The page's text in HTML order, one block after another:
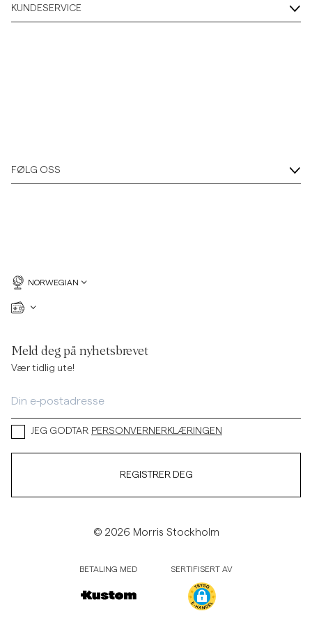
KUNDESERVICE
FØLG OSS
NORWEGIAN
Meld deg på nyhetsbrevet
Vær tidlig ute!
JEG GODTAR PERSONVERNERKLÆRINGEN
REGISTRER DEG
© 2026 Morris Stockholm
BETALING MED SERTIFISERT AV